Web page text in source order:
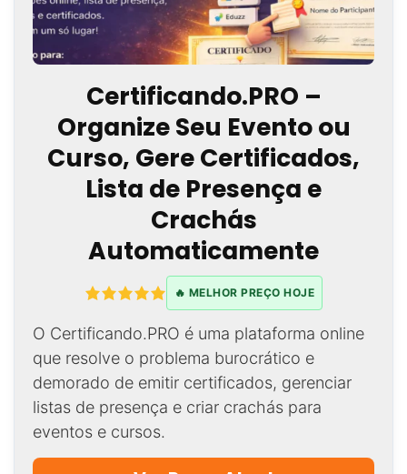
Certificando.PRO –
Organize Seu Evento ou
Curso, Gere Certificados,
Lista de Presença e
Crachás
Automaticamente
🔥 MELHOR PREÇO HOJE
O Certificando.PRO é uma plataforma online
que resolve o problema burocrático e
demorado de emitir certificados, gerenciar
listas de presença e criar crachás para
eventos e cursos.